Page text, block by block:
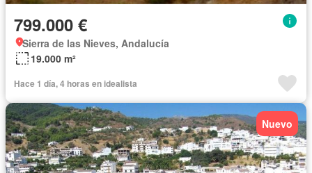
799.000 €
Sierra de las Nieves, Andalucía
19.000 m²
Hace 1 día, 4 horas en idealista
Nuevo